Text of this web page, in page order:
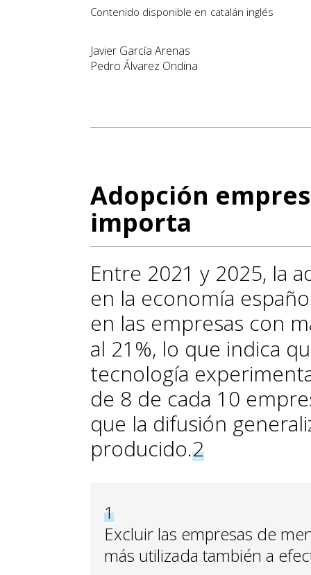
Contenido disponible en catalán inglés
Javier García Arenas
Pedro Álvarez Ondina
Adopción
importa
Entre 2021 y 2025, la
en la economía
en las empresas con
al 21%, lo que indica
tecnología
de 8 de cada 10
que la difusión
producido.2
1
Excluir las empresas de
más utilizada también a